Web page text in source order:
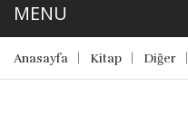
Anasayfa Kitap Diğer